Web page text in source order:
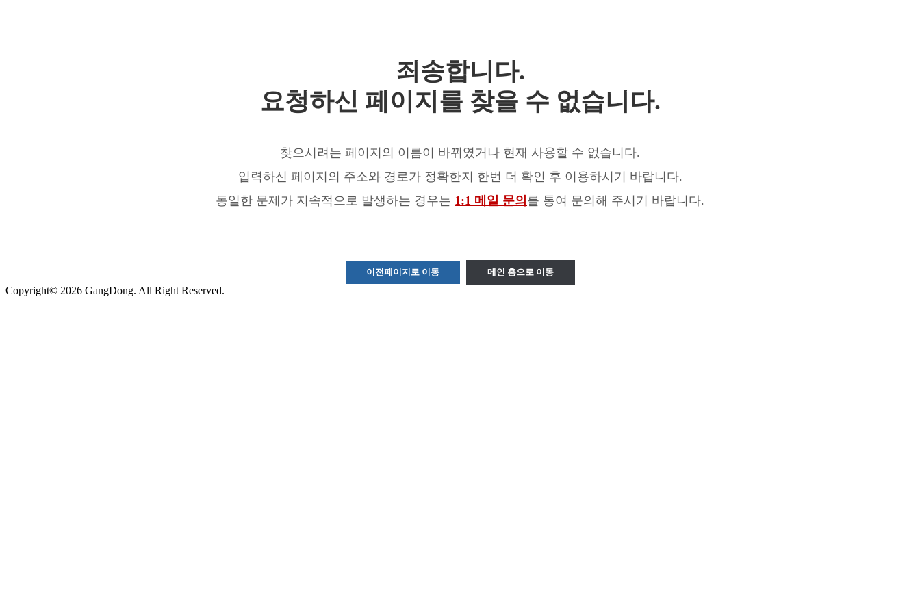
죄송합니다.
요청하신 페이지를 찾을 수 없습니다.
찾으시려는 페이지의 이름이 바뀌였거나 현재 사용할 수 없습니다.
입력하신 페이지의 주소와 경로가 정확한지 한번 더 확인 후 이용하시기 바랍니다.
동일한 문제가 지속적으로 발생하는 경우는 1:1 메일 문의 를 통여 문의해 주시기 바랍니다.
이전페이지로 이동 메인 홈으로 이동
Copyright© 2026 GangDong. All Right Reserved.